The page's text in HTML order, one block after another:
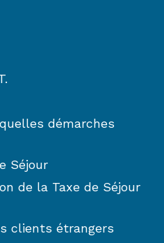
démarches
Séjour
de la Taxe de Séjour
clients étrangers